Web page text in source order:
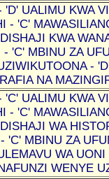
'D' UALIMU KWA
- 'C'
KWA
- 'C' MBINU ZA
-
NA
'C' UALIMU KWA
- 'C'
WA
'C' MBINU ZA
WA
WENYE